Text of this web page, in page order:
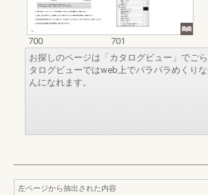
700
701
お探しのページは「カタログビュー」でご
タログビューではweb上でパラパラめくり
んになれます。
左ページから抽出された内容